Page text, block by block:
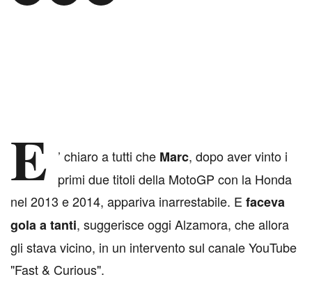
E ’ chiaro a tutti che Marc, dopo aver vinto i
primi due titoli della MotoGP con la Honda
nel 2013 e 2014, appariva inarrestabile. E faceva
gola a tanti, suggerisce oggi Alzamora, che allora
gli stava vicino, in un intervento sul canale YouTube
"Fast & Curious".